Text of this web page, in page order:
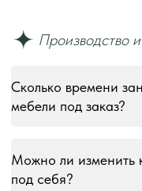
Сколько времени
мебели под заказ?
Можно ли изменить
под себя?
© 2018–2026 Мебельная
защищены. Тексты, изображения,